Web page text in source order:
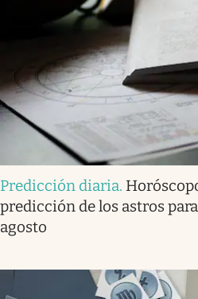
Predicción diaria.
predicción de los astros
agosto